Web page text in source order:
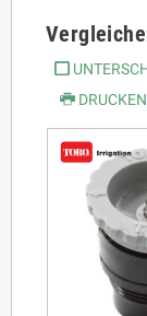
DRUCKEN